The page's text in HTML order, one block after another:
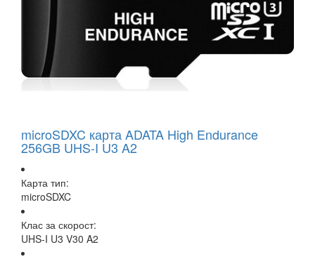
microSDXC карта ADATA High Endurance
256GB UHS-I U3 A2
Карта тип:
microSDXC
Клас за скорост:
UHS-I U3 V30 A2